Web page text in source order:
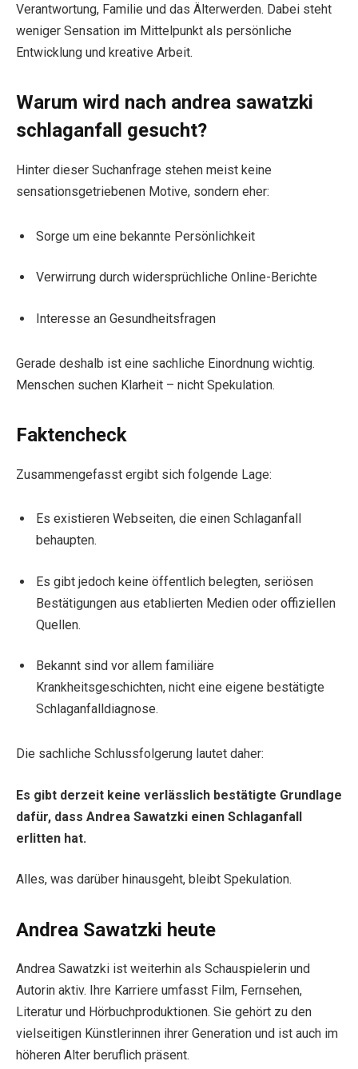
Verantwortung, Familie und das Älterwerden. Dabei steht
weniger Sensation im Mittelpunkt als persönliche
Entwicklung und kreative Arbeit.
Warum wird nach andrea sawatzki
schlaganfall gesucht?
Hinter dieser Suchanfrage stehen meist keine
sensationsgetriebenen Motive, sondern eher:
Sorge um eine bekannte Persönlichkeit
Verwirrung durch widersprüchliche Online-Berichte
Interesse an Gesundheitsfragen
Gerade deshalb ist eine sachliche Einordnung wichtig.
Menschen suchen Klarheit – nicht Spekulation.
Faktencheck
Zusammengefasst ergibt sich folgende Lage:
Es existieren Webseiten, die einen Schlaganfall
behaupten.
Es gibt jedoch keine öffentlich belegten, seriösen
Bestätigungen aus etablierten Medien oder offiziellen
Quellen.
Bekannt sind vor allem familiäre
Krankheitsgeschichten, nicht eine eigene bestätigte
Schlaganfalldiagnose.
Die sachliche Schlussfolgerung lautet daher:
Es gibt derzeit keine verlässlich bestätigte Grundlage
dafür, dass Andrea Sawatzki einen Schlaganfall
erlitten hat.
Alles, was darüber hinausgeht, bleibt Spekulation.
Andrea Sawatzki heute
Andrea Sawatzki ist weiterhin als Schauspielerin und
Autorin aktiv. Ihre Karriere umfasst Film, Fernsehen,
Literatur und Hörbuchproduktionen. Sie gehört zu den
vielseitigen Künstlerinnen ihrer Generation und ist auch im
höheren Alter beruflich präsent.